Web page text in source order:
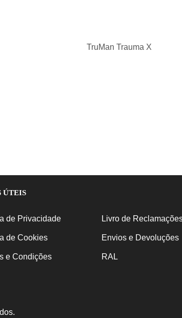
TruMan Trauma X
ÚTEIS
de Privacidade
de Cookies
e Condições
Livro de
Envios e Devoluções
RAL